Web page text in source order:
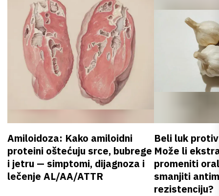
Amiloidoza: Kako amiloidni
proteini oštećuju srce, bubrege
i jetru — simptomi, dijagnoza i
lečenje AL/AA/ATTR
Beli luk
Može li
promeniti
smanjiti
rezistenciju?